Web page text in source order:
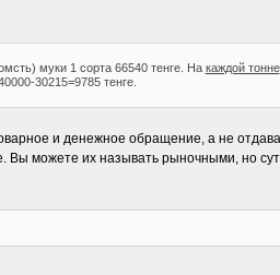
муки 1 сорта 66540 тенге. На каждой тонне
30215=9785 тенге.
и денежное обращение, а не
можете их называть рыночными, но